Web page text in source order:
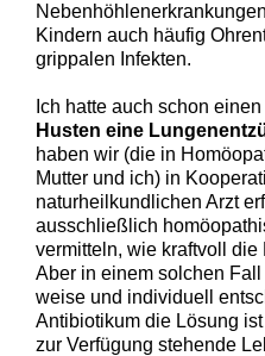
Kindern auch häufig
grippalen Infekten.
Ich hatte auch schon
Husten eine
haben wir (die in
Mutter und ich) in
naturheilkundlichen Arzt
ausschließlich
vermitteln, wie kraftvoll
Aber in einem solchen
weise und individuell
Antibiotikum die Lösung
zur Verfügung stehende